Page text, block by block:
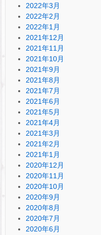
2022年3月
2022年2月
2022年1月
2021年12月
2021年11月
2021年10月
2021年9月
2021年8月
2021年7月
2021年6月
2021年5月
2021年4月
2021年3月
2021年2月
2021年1月
2020年12月
2020年11月
2020年10月
2020年9月
2020年8月
2020年7月
2020年6月